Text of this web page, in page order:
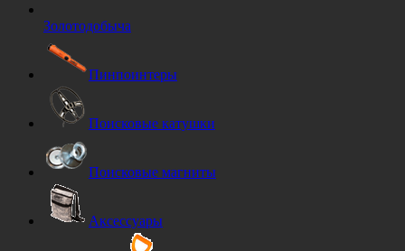
Золотодобыча
Пинпоинтеры
Поисковые катушки
Поисковые магниты
Аксессуары